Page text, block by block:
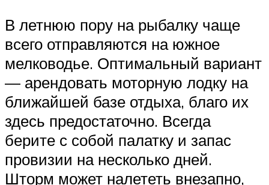
В летнюю пору на рыбалку чаще
всего отправляются на южное
мелководье. Оптимальный вариант
— арендовать моторную лодку на
ближайшей базе отдыха, благо их
здесь предостаточно. Всегда
берите с собой палатку и запас
провизии на несколько дней.
Шторм может налететь внезапно,